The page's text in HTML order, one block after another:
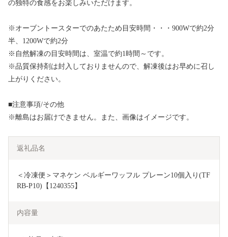
の独特の食感をお楽しみいただけます。
※オーブントースターでのあたため目安時間・・・900Wで約2分
半、1200Wで約2分
※自然解凍の目安時間は、室温で約1時間～です。
※品質保持剤は封入しておりませんので、解凍後はお早めに召し
上がりください。
■注意事項/その他
※離島はお届けできません。また、画像はイメージです。
返礼品名
＜冷凍便＞マネケン ベルギーワッフル プレーン10個入り(TF
RB-P10)【1240355】
内容量